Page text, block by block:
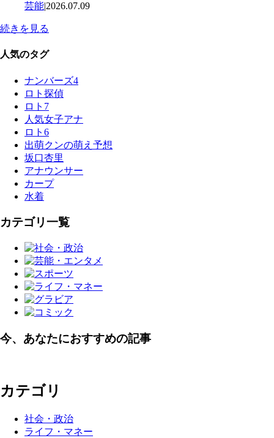
芸能|2026.07.09
続きを見る
人気のタグ
ナンバーズ4
ロト探偵
ロト7
人気女子アナ
ロト6
出萌クンの萌え予想
坂口杏里
アナウンサー
カープ
水着
カテゴリ一覧
今、あなたにおすすめの記事
カテゴリ
社会・政治
ライフ・マネー